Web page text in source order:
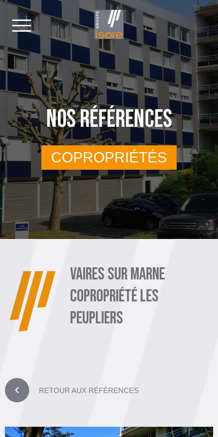
NOS RÉFÉRENCES
COPROPRIÉTÉS
VAIRES SUR MARNE
COPROPRIÉTÉ LES
PEUPLIERS
› RETOUR AUX RÉFÉRENCES